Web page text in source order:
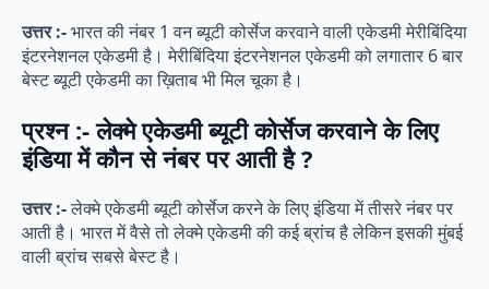
उत्तर :-भारत की नंबर 1 वन ब्यूटी कोर्सेज करवाने वाली एकेडमी मेरीबिंदिया
इंटरनेशनल एकेडमी है। मेरीबिंदिया इंटरनेशनल एकेडमी को लगातार 6 बार
बेस्ट ब्यूटी एकेडमी का ख़िताब भी मिल चूका है।
प्रश्न :- लेक्मे एकेडमी ब्यूटी कोर्सेज करवाने के लिए
इंडिया में कौन से नंबर पर आती है ?
उत्तर :-लेक्मे एकेडमी ब्यूटी कोर्सेज करने के लिए इंडिया में तीसरे नंबर पर
आती है। भारत में वैसे तो लेक्मे एकेडमी की कई ब्रांच है लेकिन इसकी मुंबई
वाली ब्रांच सबसे बेस्ट है।